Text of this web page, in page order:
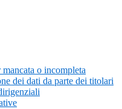
mancata o incompleta
dei dati da parte dei titolari